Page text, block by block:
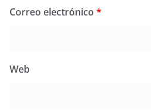
Correo electrónico *
Web